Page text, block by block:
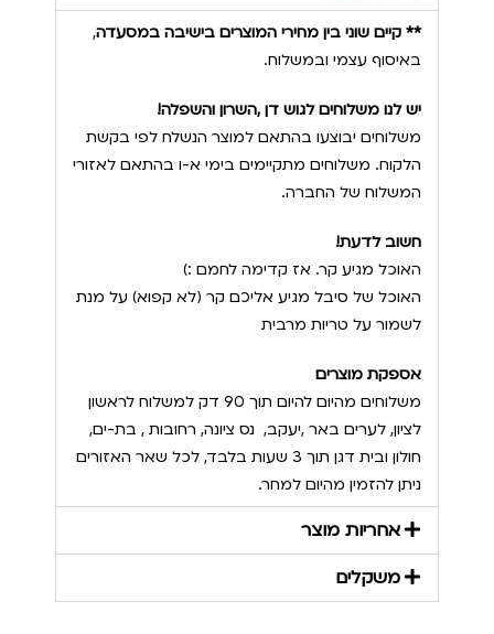
** קיים שוני בין מחירי המוצרים בישיבה במסעדה,
באיסוף עצמי ובמשלוח.
יש לנו משלוחים לגוש דן ,השרון והשפלה!
משלוחים יבוצעו בהתאם למוצר הנשלח לפי בקשת
הלקוח. משלוחים מתקיימים בימי א-ו בהתאם לאזורי
המשלוח של החברה.
חשוב לדעת!
האוכל מגיע קר. אז קדימה לחמם :)
האוכל של סיבל מגיע אליכם קר (לא קפוא) על מנת
לשמור על טריות מרבית
אספקת מוצרים
משלוחים מהיום להיום תוך 90 דק למשלוח לראשון
לציון, לערים באר ,יעקב, נס ציונה, רחובות , בת-ים,
חולון ובית דגן תוך 3 שעות בלבד, לכל שאר האזורים
ניתן להזמין מהיום למחר.
אחריות מוצר
משקלים